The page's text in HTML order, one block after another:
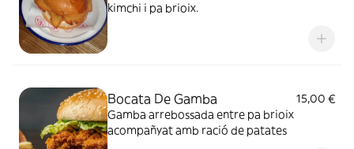
kimchi i pa brioix.
Bocata De Gamba
15,00 €
Gamba arrebossada entre pa brioix
acompañyat amb ració de patates